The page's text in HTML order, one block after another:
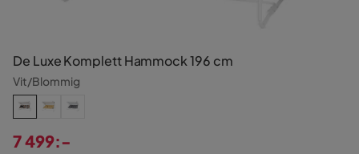
De Luxe Komplett Hammock 196 cm
Vit/Blommig
7 499:-